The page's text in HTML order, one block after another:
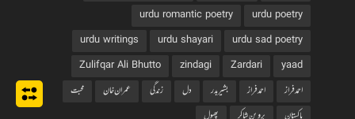
urdu poetry
urdu romantic poetry
urdu sad poetry
urdu shayari
urdu writings
yaad
Zardari
zindagi
Zulifqar Ali Bhutto
احمد فراز
احمدفراز بشیربدر دل زندگی عمران خان
محبت